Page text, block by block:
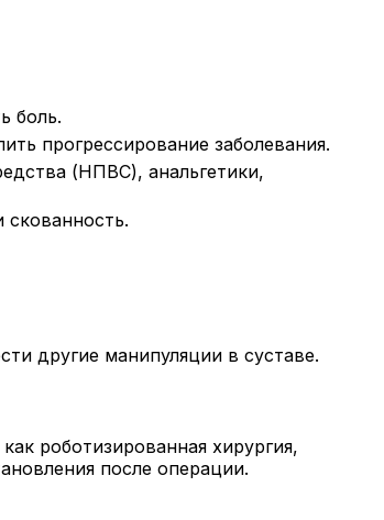
боль.
прогрессирование заболевания.
(НПВС), анальгетики,
другие манипуляции в суставе.
роботизированная хирургия,
после операции.